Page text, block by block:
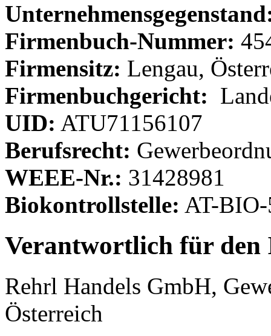
Firmenbuch-Nummer:
Firmensitz: Lengau,
Firmenbuchgericht:
UID: ATU71156107
Berufsrecht:
WEEE-Nr.: 31428981
Biokontrollstelle: AT-
Verantwortlich für den
Rehrl Handels GmbH,
Österreich